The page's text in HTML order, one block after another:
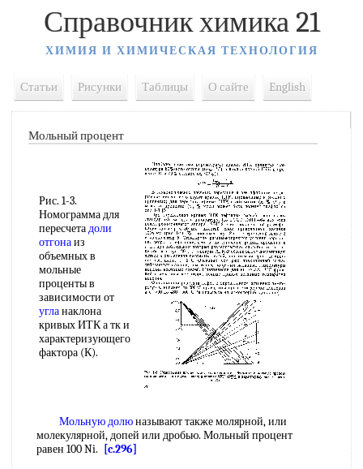
Справочник химика 21
ХИМИЯ И ХИМИЧЕСКАЯ ТЕХНОЛОГИЯ
Статьи Рисунки Таблицы О сайте English
Мольный процент
Рис. 1-3.
Номограмма для
пересчетадоли
отгонаиз
объемных в
мольные
проценты в
зависимости от
угланаклона
кривых ИТК а тк и
характеризующего
фактора (К).
Мольную долюназывают также молярной, или
молекулярной, допей или дробью. Мольный процент
равен 100 Ni.
[c.296]